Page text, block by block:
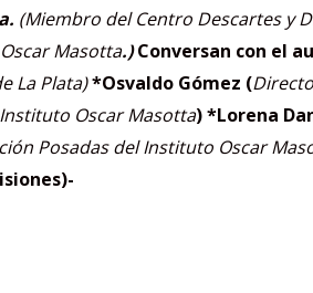
(Miembro del Centro Descartes y
Masotta.) Conversan con el
La Plata)*Osvaldo Gómez (
Oscar Masotta)*Lorena
Posadas del Instituto Oscar